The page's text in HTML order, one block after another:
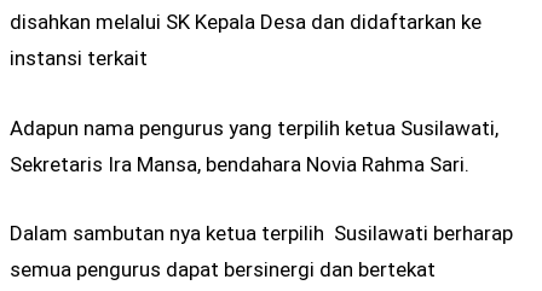
disahkan melalui SK Kepala Desa dan didaftarkan ke
instansi terkait
Adapun nama pengurus yang terpilih ketua Susilawati,
Sekretaris Ira Mansa, bendahara Novia Rahma Sari.
Dalam sambutan nya ketua terpilih Susilawati berharap
semua pengurus dapat bersinergi dan bertekat